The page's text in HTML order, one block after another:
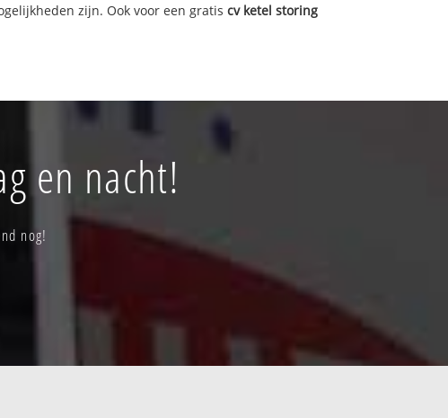
zijn. Ook voor een gratiscv ketel storing
en nacht!
nog!